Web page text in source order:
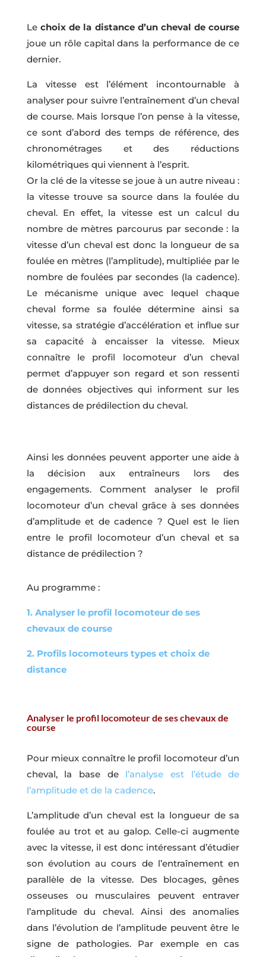
Le choix de la distance d’un cheval de course
joue un rôle capital dans la performance de ce
dernier.
La vitesse est l’élément incontournable à
analyser pour suivre l’entraînement d’un cheval
de course. Mais lorsque l’on pense à la vitesse,
ce sont d’abord des temps de référence, des
chronométrages et des réductions
kilométriques qui viennent à l’esprit.
Or la clé de la vitesse se joue à un autre niveau :
la vitesse trouve sa source dans la foulée du
cheval. En effet, la vitesse est un calcul du
nombre de mètres parcourus par seconde : la
vitesse d’un cheval est donc la longueur de sa
foulée en mètres (l’amplitude), multipliée par le
nombre de foulées par secondes (la cadence).
Le mécanisme unique avec lequel chaque
cheval forme sa foulée détermine ainsi sa
vitesse, sa stratégie d’accélération et influe sur
sa capacité à encaisser la vitesse. Mieux
connaître le profil locomoteur d’un cheval
permet d’appuyer son regard et son ressenti
de données objectives qui informent sur les
distances de prédilection du cheval.
Ainsi les données peuvent apporter une aide à
la décision aux entraîneurs lors des
engagements. Comment analyser le profil
locomoteur d’un cheval grâce à ses données
d’amplitude et de cadence ? Quel est le lien
entre le profil locomoteur d’un cheval et sa
distance de prédilection ?
Au programme :
1. Analyser le profil locomoteur de ses
chevaux de course
2. Profils locomoteurs types et choix de
distance
Analyser le profil locomoteur de ses chevaux de
course
Pour mieux connaître le profil locomoteur d’un
cheval, la base de l’analyse est l’étude de
l’amplitude et de la cadence.
L’amplitude d’un cheval est la longueur de sa
foulée au trot et au galop. Celle-ci augmente
avec la vitesse, il est donc intéressant d’étudier
son évolution au cours de l’entraînement en
parallèle de la vitesse. Des blocages, gênes
osseuses ou musculaires peuvent entraver
l’amplitude du cheval. Ainsi des anomalies
dans l’évolution de l’amplitude peuvent être le
signe de pathologies. Par exemple en cas